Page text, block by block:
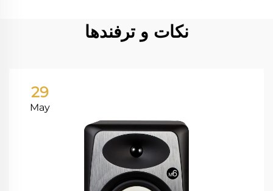
نکات و ترفندها
29
May